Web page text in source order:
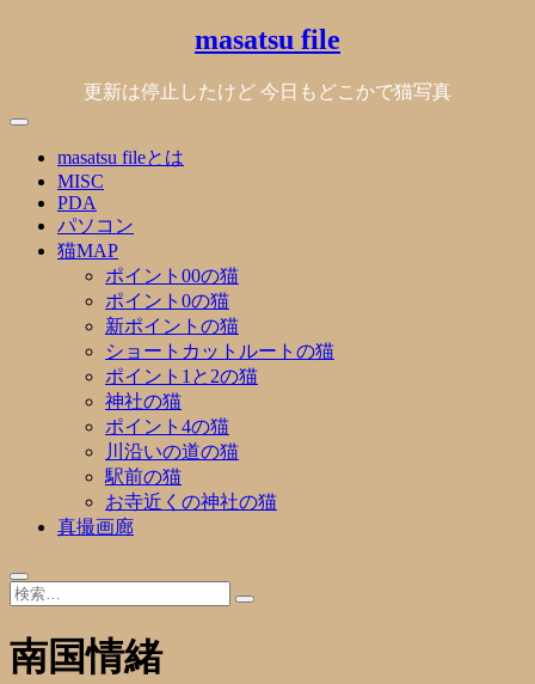
masatsu file
更新は停止したけど 今日もどこかで猫写真
masatsu fileとは
MISC
PDA
パソコン
猫MAP
ポイント00の猫
ポイント0の猫
新ポイントの猫
ショートカットルートの猫
ポイント1と2の猫
神社の猫
ポイント4の猫
川沿いの道の猫
駅前の猫
お寺近くの神社の猫
真撮画廊
南国情緒